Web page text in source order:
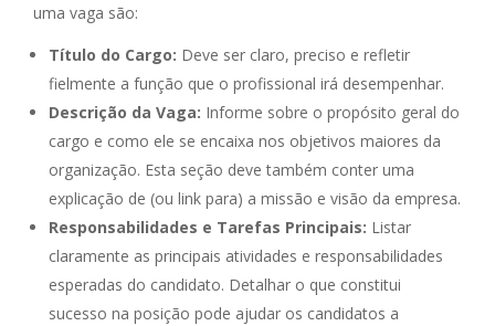
uma vaga são:
Título do Cargo: Deve ser claro, preciso e refletir
fielmente a função que o profissional irá desempenhar.
Descrição da Vaga: Informe sobre o propósito geral do
cargo e como ele se encaixa nos objetivos maiores da
organização. Esta seção deve também conter uma
explicação de (ou link para) a missão e visão da empresa.
Responsabilidades e Tarefas Principais: Listar
claramente as principais atividades e responsabilidades
esperadas do candidato. Detalhar o que constitui
sucesso na posição pode ajudar os candidatos a